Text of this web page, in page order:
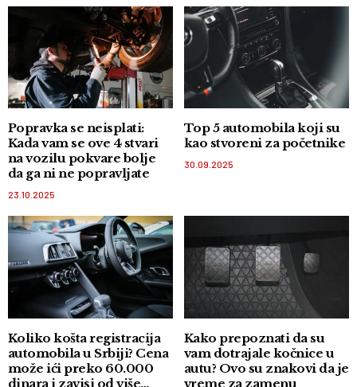
Popravka se neisplati:
Kada vam se ove 4 stvari
na vozilu pokvare bolje
da ga ni ne popravljate
23.10.2025
Top 5 automobila koji su
kao stvoreni za početnike
30.09.2025
Koliko košta registracija
automobila u Srbiji? Cena
može ići preko 60.000
dinara i zavisi od više
Kako prepoznati da su
vam dotrajale kočnice u
autu? Ovo su znakovi da je
vreme za zamenu